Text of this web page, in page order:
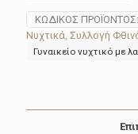
33000-
326
SOFT
COTTON
ΚΩΔΙΚΌΣ ΠΡΟΪΌΝΤΟΣ:
Νυχτικά, Συλλογή
Γυναικείο νυχτικό με